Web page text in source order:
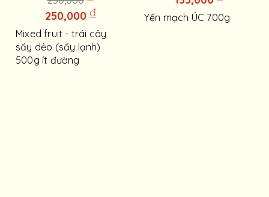
250,000 đ
Mixed fruit - trái cây
sấy dẻo (sấy lạnh)
500g ít đường
Yến mạch ÚC 700g